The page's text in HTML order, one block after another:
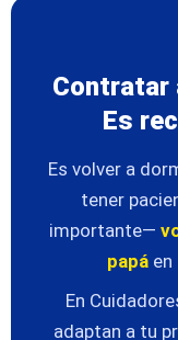
Contratar
Es
Es volver a
tener
importante—
papá
En
adaptan a tu